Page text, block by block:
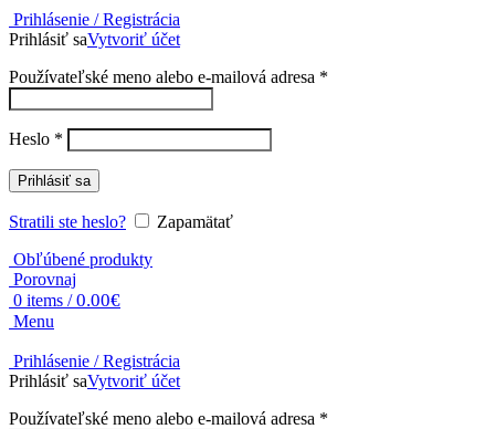
Prihlásenie / Registrácia
Prihlásiť saVytvoriť účet
Používateľské meno alebo e-mailová adresa *
Heslo *
Prihlásiť sa
Stratili ste heslo?
Zapamätať
Obľúbené produkty
Porovnaj
0 items / 0.00€
Menu
Prihlásenie / Registrácia
Prihlásiť saVytvoriť účet
Používateľské meno alebo e-mailová adresa *